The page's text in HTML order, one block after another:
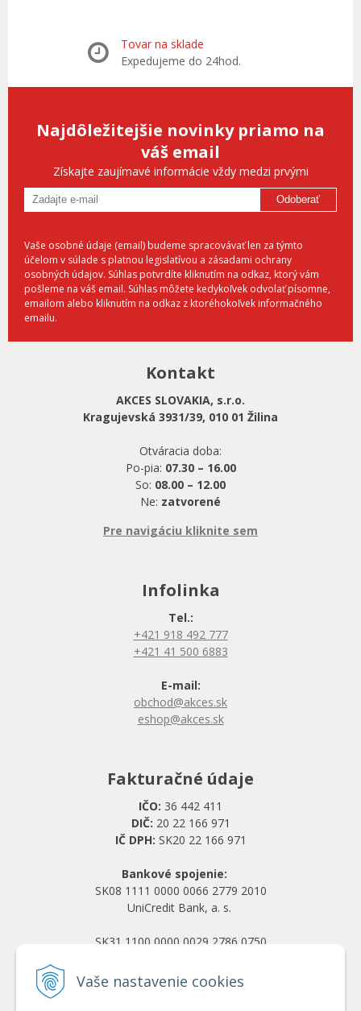
Vaše nastavenie cookies
Tovar na sklade
Expedujeme do 24hod.
Najdôležitejšie novinky priamo na
váš email
Získajte zaujímavé informácie vždy medzi prvými
Odoberať
Vaše osobné údaje (email) budeme spracovávať len za týmto
účelom v súlade s platnou legislatívou a zásadami ochrany
osobných údajov. Súhlas potvrdíte kliknutím na odkaz, ktorý vám
pošleme na váš email. Súhlas môžete kedykoľvek odvolať písomne,
emailom alebo kliknutím na odkaz z ktoréhokoľvek informačného
emailu.
Kontakt
AKCES SLOVAKIA, s.r.o.
Kragujevská 3931/39, 010 01 Žilina
Otváracia doba:
Po-pia: 07.30 – 16.00
So: 08.00 – 12.00
Ne: zatvorené
Pre navigáciu kliknite sem
Infolinka
Tel.:
+421 918 492 777
+421 41 500 6883
E-mail:
obchod@akces.sk
eshop@akces.sk
Fakturačné údaje
IČO: 36 442 411
DIČ: 20 22 166 971
IČ DPH: SK20 22 166 971
Bankové spojenie:
SK08 1111 0000 0066 2779 2010
UniCredit Bank, a. s.
SK31 1100 0000 0029 2786 0750